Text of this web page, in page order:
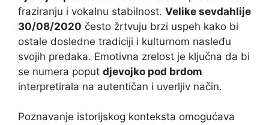
fraziranju i vokalnu stabilnost. Velike sevdahlije
30/08/2020 često žrtvuju brzi uspeh kako bi
ostale dosledne tradiciji i kulturnom nasleđu
svojih predaka. Emotivna zrelost je ključna da bi
se numera poput djevojko pod brdom
interpretirala na autentičan i uverljiv način.
Poznavanje istorijskog konteksta omogućava